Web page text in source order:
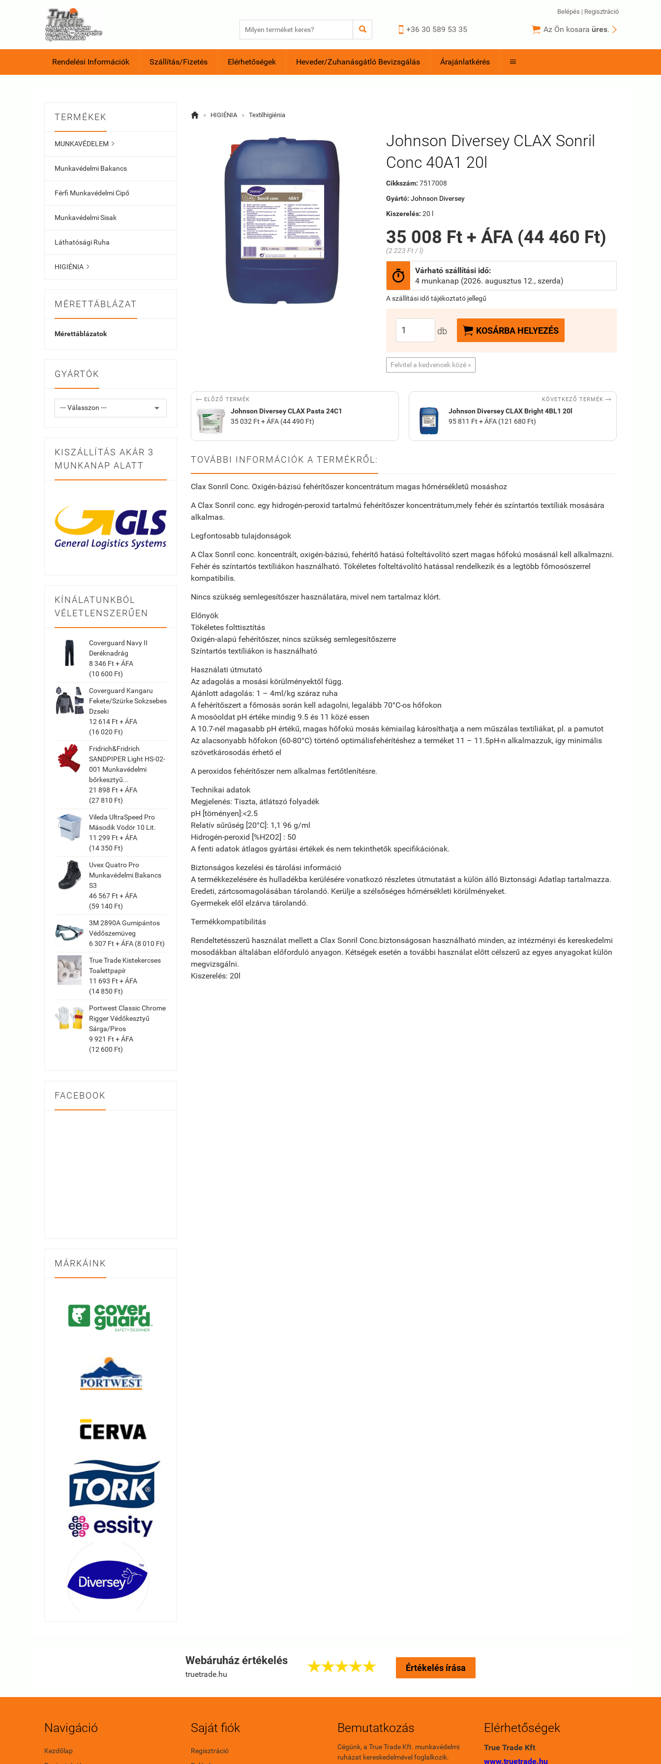
  +36 30 589 53 35  Az Ön kosara üres. 
Belépés | Regisztráció
Rendelési Információk Szállítás/Fizetés Elérhetőségek Heveder/Zuhanásgátló Bevizsgálás Árajánlatkérés 
TERMÉKEK
MUNKAVÉDELEM 
Munkavédelmi Bakancs
Férfi Munkavédelmi Cipő
Munkavédelmi Sisak
Láthatósági Ruha
HIGIÉNIA 
MÉRETTÁBLÁZAT
Mérettáblázatok
GYÁRTÓK
KISZÁLLÍTÁS AKÁR 3
MUNKANAP ALATT
KÍNÁLATUNKBÓL
VÉLETLENSZERŰEN
Coverguard Navy II
Deréknadrág
8 346 Ft + ÁFA
(10 600 Ft)
Coverguard Kangaru
Fekete/Szürke Sokzsebes
Dzseki
12 614 Ft + ÁFA
(16 020 Ft)
Fridrich&Fridrich
SANDPIPER Light HS-02-
001 Munkavédelmi
bőrkesztyű...
21 898 Ft + ÁFA
(27 810 Ft)
Vileda UltraSpeed Pro
Második Vödör 10 Lit.
11 299 Ft + ÁFA
(14 350 Ft)
Uvex Quatro Pro
Munkavédelmi Bakancs
S3
46 567 Ft + ÁFA
(59 140 Ft)
3M 2890A Gumipántos
Védőszemüveg
6 307 Ft + ÁFA (8 010 Ft)
True Trade Kistekercses
Toalettpapír
11 693 Ft + ÁFA
(14 850 Ft)
Portwest Classic Chrome
Rigger Védőkesztyű
Sárga/Piros
9 921 Ft + ÁFA
(12 600 Ft)
FACEBOOK
MÁRKÁINK
 » HIGIÉNIA » Textilhigiénia
Johnson Diversey CLAX Sonril
Conc 40A1 20l
Cikkszám: 7517008
Gyártó:Johnson Diversey
Kiszerelés: 20 l
35 008 Ft + ÁFA (44 460 Ft)
(2 223 Ft / l)

Várható szállítási idő:
4 munkanap (2026. augusztus 12., szerda)
A szállítási idő tájékoztató jellegű
db  KOSÁRBA HELYEZÉS
Felvitel a kedvencek közé »
 ELŐZŐ TERMÉK
Johnson Diversey CLAX Pasta 24C1
35 032 Ft + ÁFA (44 490 Ft)
KÖVETKEZŐ TERMÉK 
Johnson Diversey CLAX Bright 4BL1 20l
95 811 Ft + ÁFA (121 680 Ft)
TOVÁBBI INFORMÁCIÓK A TERMÉKRŐL:
Clax Sonril Conc. Oxigén-bázisú fehérítőszer koncentrátum magas hőmérsékletű mosáshoz
A Clax Sonril conc. egy hidrogén-peroxid tartalmú fehérítőszer koncentrátum,mely fehér és színtartós textíliák mosására
alkalmas.
Legfontosabb tulajdonságok
A Clax Sonril conc. koncentrált, oxigén-bázisú, fehérítő hatású folteltávolító szert magas hőfokú mosásnál kell alkalmazni.
Fehér és színtartós textíliákon használható. Tökéletes folteltávolító hatással rendelkezik és a legtöbb főmosószerrel
kompatibilis.
Nincs szükség semlegesítőszer használatára, mivel nem tartalmaz klórt.
Előnyök
Tökéletes folttisztítás
Oxigén-alapú fehérítőszer, nincs szükség semlegesítőszerre
Színtartós textíliákon is használható
Használati útmutató
Az adagolás a mosási körülményektől függ.
Ajánlott adagolás: 1 – 4ml/kg száraz ruha
A fehérítőszert a főmosás során kell adagolni, legalább 70°C-os hőfokon
A mosóoldat pH értéke mindig 9.5 és 11 közé essen
A 10.7-nél magasabb pH értékű, magas hőfokú mosás kémiailag károsíthatja a nem műszálas textíliákat, pl. a pamutot
Az alacsonyabb hőfokon (60-80°C) történő optimálisfehérítéshez a terméket 11 – 11.5pH-n alkalmazzuk, így minimális
szövetkárosodás érhető el
A peroxidos fehérítőszer nem alkalmas fertőtlenítésre.
Technikai adatok
Megjelenés: Tiszta, átlátszó folyadék
pH [töményen]:<2.5
Relatív sűrűség [20°C]: 1,1 96 g/ml
Hidrogén-peroxid [%H2O2] : 50
A fenti adatok átlagos gyártási értékek és nem tekinthetők specifikációnak.
Biztonságos kezelési és tárolási információ
A termékkezelésére és hulladékba kerülésére vonatkozó részletes útmutatást a külön álló Biztonsági Adatlap tartalmazza.
Eredeti, zártcsomagolásában tárolandó. Kerülje a szélsőséges hőmérsékleti körülményeket.
Gyermekek elől elzárva tárolandó.
Termékkompatibilitás
Rendeltetésszerű használat mellett a Clax Sonril Conc.biztonságosan használható minden, az intézményi és kereskedelmi
mosodákban általában előforduló anyagon. Kétségek esetén a további használat előtt célszerű az egyes anyagokat külön
megvizsgálni.
Kiszerelés: 20l
Webáruház értékelés
truetrade.hu
 Értékelés írása
Navigáció
Kezdőlap
Saját fiók
Regisztráció
Bemutatkozás
Cégünk, a True Trade Kft. munkavédelmi
ruházat kereskedelmével foglalkozik.
Elérhetőségek
True Trade Kft
www.truetrade.hu